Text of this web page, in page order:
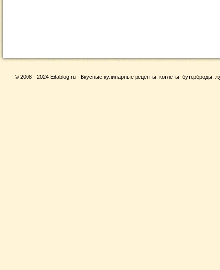
© 2008 - 2024 Edablog.ru - Вкусные кулинарные рецепты, котлеты, бутерброды,